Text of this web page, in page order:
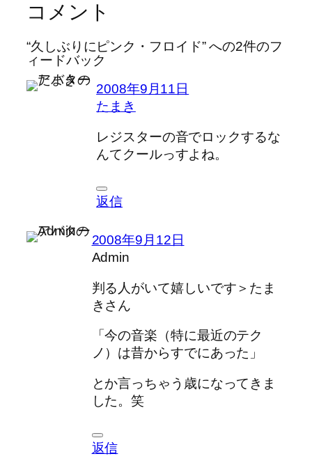
コメント
“久しぶりにピンク・フロイド” への2件のフ
ィードバック
2008年9月11日
たまき
レジスターの音でロックするな
んてクールっすよね。
返信
2008年9月12日
Admin
判る人がいて嬉しいです＞たま
きさん
「今の音楽（特に最近のテク
ノ）は昔からすでにあった」
とか言っちゃう歳になってきま
した。笑
返信